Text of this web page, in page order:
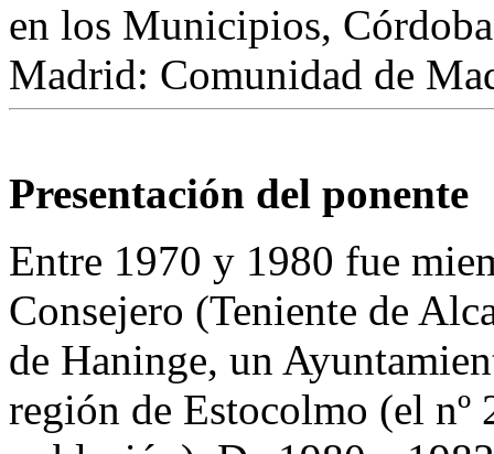
en los Municipios,
Madrid: Comunidad de
Presentación del ponente
Entre 1970 y 1980 fue
Consejero (Teniente de
de Haninge, un
región de Estocolmo (el nº